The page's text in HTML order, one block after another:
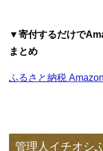
▼寄付するだけで
まとめ
ふるさと納税
管理人イチオシ